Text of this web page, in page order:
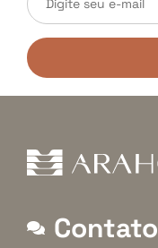
Contato